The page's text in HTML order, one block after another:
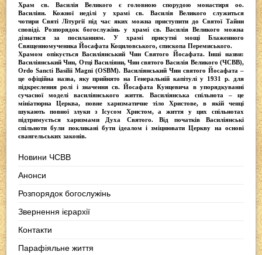
Храм св. Василія Великого є головною спорудою монастиря оо.
Василіян. Кожної неділі у храмі св. Василія Великого служиться
чотириСвяті Літургії під час яких можна приступити до Святої Тайни
сповіді.Розпорядок богослужінь у храмі св. Василія Великого можна
дізнатися за посиланням. У храмі присутні мощі Блаженного
Священномученика Йосафата Коциловського, єпископа Перемиського.
Храмом опікуєтьсяВасиліянський Чин Святого Йосафата. Інші назви:
Василіянський Чин, Отці Василіяни, Чин святого Василія Великого (ЧСВВ),
Ordо Sancti Basilii Magni (OSBM). Василіянський Чин святого Йосафата –
це офіційна назва, яку прийнято на Генеральній капітулі у 1931 р. для
підкреслення ролі і значення св. Йосафата Кунцевича в упорядкуванні
сучасної моделі василіянського життя. Василіянська спільнота – це
мініатюрна Церква, повне харизматичне тіло Христове, в якій ченці
шукають повної злуки з Iсусом Христом, а життя у цих спільнотах
підтримується харизмами Духа Святого. Від початків Василіянські
спільноти були покликані бути ідеалом і зміцнювати Церкву на основі
євангельських законів.
Новини ЧСВВ
Анонси
Розпорядок богослужінь
Звернення ієрархії
Контакти
Парафіяльне життя